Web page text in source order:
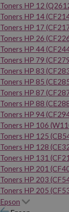
Toners HP 12
Toners HP 14
Toners HP 17
Toners HP 26
Toners HP 44
Toners HP 79
Toners HP 83
Toners HP 85
Toners HP 87
Toners HP 88
Toners HP 94
Toners HP 106
Toners HP 125
Toners HP 128
Toners HP 131
Toners HP 201
Toners HP 203
Toners HP 205
Epson